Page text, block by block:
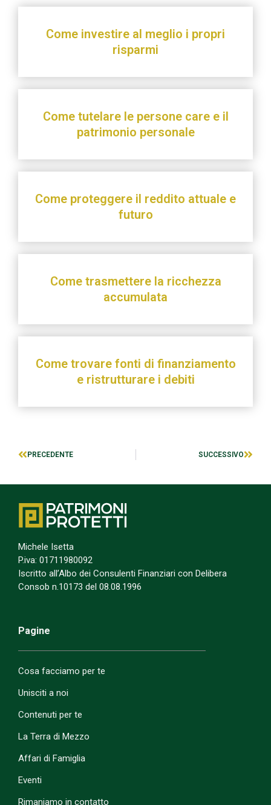
Come investire al meglio i propri
risparmi
Come tutelare le persone care e il
patrimonio personale
Come proteggere il reddito attuale e
futuro
Come trasmettere la ricchezza
accumulata
Come trovare fonti di finanziamento
e ristrutturare i debiti
PRECEDENTE SUCCESSIVO
Michele Isetta
P.iva: 01711980092
Iscritto all’Albo dei Consulenti Finanziari con Delibera
Consob n.10173 del 08.08.1996
Pagine
Cosa facciamo per te
Unisciti a noi
Contenuti per te
La Terra di Mezzo
Affari di Famiglia
Eventi
Rimaniamo in contatto